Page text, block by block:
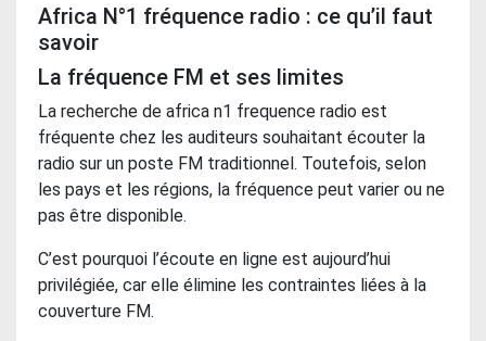
Africa N°1 fréquence radio : ce qu’il faut
savoir
La fréquence FM et ses limites
La recherche de africa n1 frequence radio est
fréquente chez les auditeurs souhaitant écouter la
radio sur un poste FM traditionnel. Toutefois, selon
les pays et les régions, la fréquence peut varier ou ne
pas être disponible.
C’est pourquoi l’écoute en ligne est aujourd’hui
privilégiée, car elle élimine les contraintes liées à la
couverture FM.